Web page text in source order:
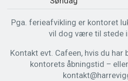
Pga. ferieafvikling er kontoret
vil dog være til stede
Kontakt evt. Cafeen, hvis du
kontorets åbningstid –